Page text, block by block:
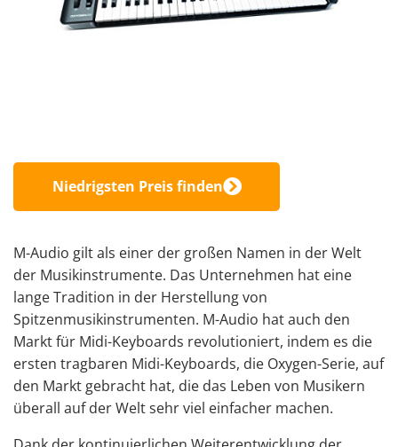
Niedrigsten Preis finden
M-Audio gilt als einer der großen Namen in der Welt
der Musikinstrumente. Das Unternehmen hat eine
lange Tradition in der Herstellung von
Spitzenmusikinstrumenten. M-Audio hat auch den
Markt für Midi-Keyboards revolutioniert, indem es die
ersten tragbaren Midi-Keyboards, die Oxygen-Serie, auf
den Markt gebracht hat, die das Leben von Musikern
überall auf der Welt sehr viel einfacher machen.